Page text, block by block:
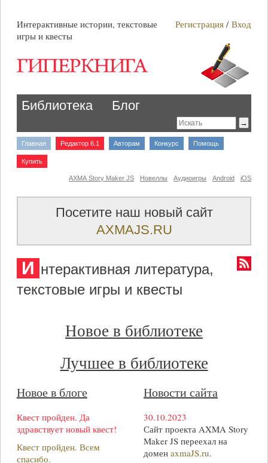
Интерактивные истории, текстовые
игры и квесты
Регистрация /Вход
Библиотека Блог
Главная Редактор 6.1 Авторам Конкурс Помощь
Купить
iOS
Android
Аудиоигры
Новеллы
AXMA Story Maker JS
Посетите наш новый сайт
AXMAJS.RU
И нтерактивная литература,
текстовые игры и квесты
Новое в библиотеке
Лучшее в библиотеке
Новое в блоге
Квест пройден. Да
здравствует новый квест!
Квест пройден. Всем
спасибо.
Новости сайта
30.10.2023
Сайт проекта AXMA Story
Maker JS переехал на
домен axmaJS.ru.